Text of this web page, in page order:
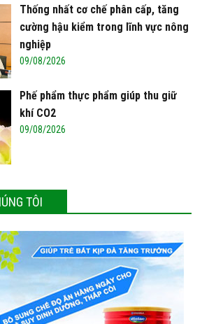
Thống nhất cơ chế phân cấp, tăng
cường hậu kiểm trong lĩnh vực nông
nghiệp
09/08/2026
Phế phẩm thực phẩm giúp thu giữ
khí CO2
09/08/2026
TÔI